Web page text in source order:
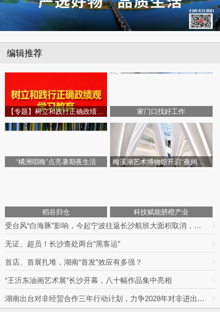
编辑推荐
家门口找好工作
“橘洲唱晚”点亮暑期夜生活 梅溪湖艺术博物馆开启“夜间模式”
稻谷归仓 科技赋能脐橙产业
受台风“白海豚”影响，今起宁波往返长沙航班大面积取消，明日19趟次全部停飞｜出行早知道
无证、超员！长沙查处两台“黑客运”
首店、首展扎堆，湖南“首发”效应有多强？
“王沂东油画艺术展”长沙开幕，八十幅作品集中亮相
湖南出台对非经贸合作三年行动计划，力争2028年对非进出口额达800亿元